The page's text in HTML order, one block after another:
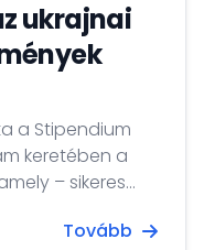
ukrajnai
a Stipendium
keretében a
– sikeres
menekülni
Tovább